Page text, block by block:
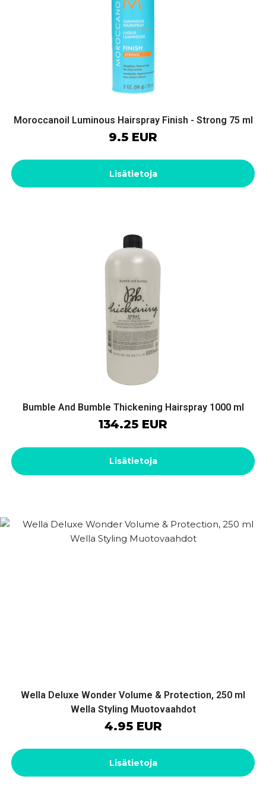
Moroccanoil Luminous Hairspray Finish - Strong 75 ml
9.5 EUR
Lisätietoja
Bumble And Bumble Thickening Hairspray 1000 ml
134.25 EUR
Lisätietoja
Wella Deluxe Wonder Volume & Protection, 250 ml
Wella Styling Muotovaahdot
4.95 EUR
Lisätietoja